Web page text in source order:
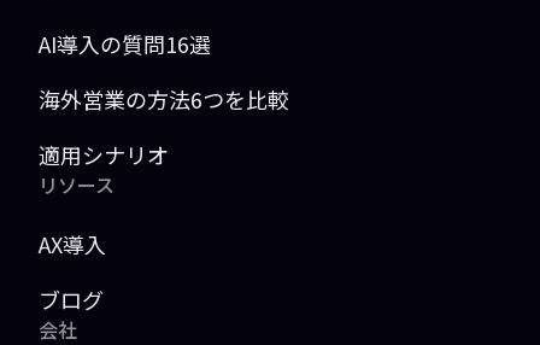
AI導入の質問16選
海外営業の方法6つを比較
適用シナリオ
リソース
AX導入
ブログ
会社